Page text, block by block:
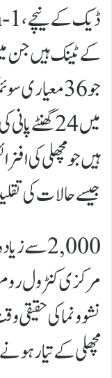
جو 36
میں 24
ہیں جو مچھلی کی
جیسے حالات کی
2,000 سے
مرکزی کنٹرول
نشوونما کی حقیقی
مچھلی کے تیار